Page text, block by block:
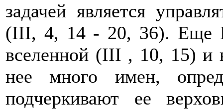
задачей является
(III, 4, 14 - 20, 36). Еще
вселенной (III , 10, 15)
нее много имен,
подчеркивают ее